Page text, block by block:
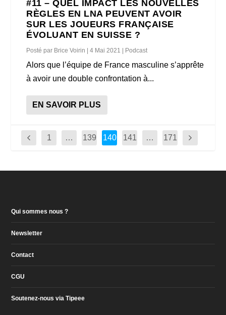
#11 – QUEL IMPACT LES NOUVELLES
RÈGLES EN LNA PEUVENT AVOIR
SUR LES JOUEURS FRANÇAISE
ÉVOLUANT EN SUISSE ?
Posté par Brice Voirin |4 Mai 2021 Podcast
Alors que l’équipe de France masculine s’apprête
à avoir une double confrontation à...
EN SAVOIR PLUS
1 … 139 140 141 … 171
Qui sommes nous ?
Newsletter
Contact
CGU
Soutenez-nous via Tipeee